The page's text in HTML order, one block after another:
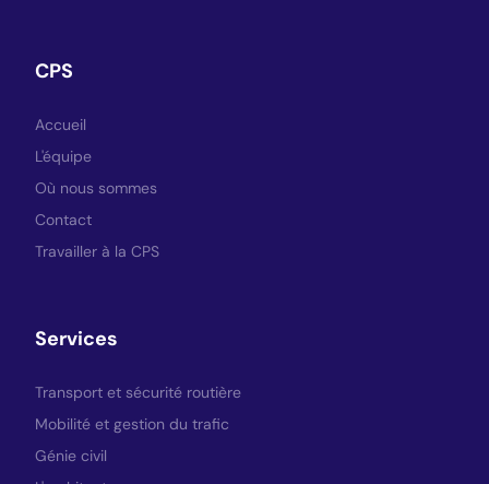
CPS
Accueil
L'équipe
Où nous sommes
Contact
Travailler à la CPS
Services
Transport et sécurité routière
Mobilité et gestion du trafic
Génie civil